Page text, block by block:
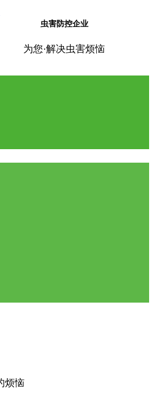
虫害防控企业
为您·解决虫害烦恼
烦恼